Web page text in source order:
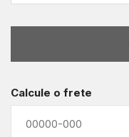
Calcule o frete